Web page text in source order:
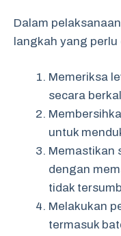
Dalam
langkah yang
Memeriksa
secara
untuk
Memastikan
dengan
tidak
Melakukan
termasuk